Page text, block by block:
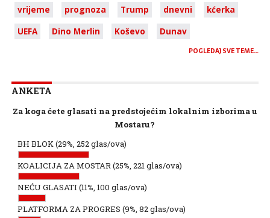
vrijeme
prognoza Trump dnevni
kćerka
UEFA
Dino Merlin Koševo Dunav
POGLEDAJ SVE TEME…
ANKETA
Za koga ćete glasati na predstojećim lokalnim izborima u
Mostaru?
BH BLOK(29%, 252 glas/ova)
KOALICIJA ZA MOSTAR(25%, 221 glas/ova)
NEĆU GLASATI (11%, 100 glas/ova)
PLATFORMA ZA PROGRES (9%, 82 glas/ova)